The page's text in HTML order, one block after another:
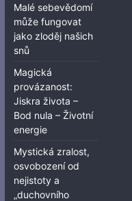
Malé sebevědomí
může fungovat
jako zloděj našich
snů
Magická
provázanost:
Jiskra života –
Bod nula – Životní
energie
Mystická zralost,
osvobození od
nejistoty a
„duchovního